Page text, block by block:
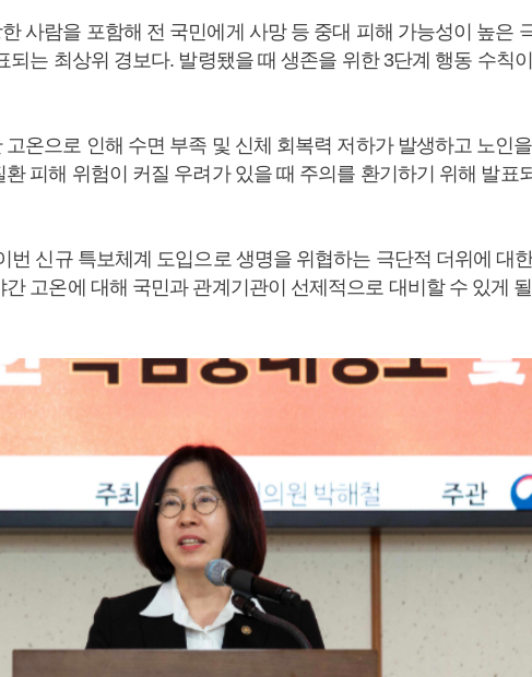
사람을 포함해 전 국민에게 사망 등 중대 피해 가능성이 높은
되는 최상위 경보다. 발령됐을 때 생존을 위한 3단계 행동 수칙
온으로 인해 수면 부족 및 신체 회복력 저하가 발생하고 노인
피해 위험이 커질 우려가 있을 때 주의를 환기하기 위해 발표
번 신규 특보체계 도입으로 생명을 위협하는 극단적 더위에 대
고온에 대해 국민과 관계기관이 선제적으로 대비할 수 있게 될